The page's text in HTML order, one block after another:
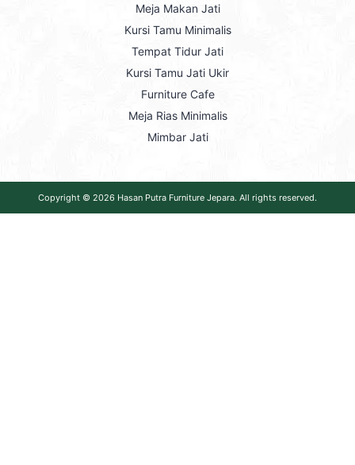
Meja Makan Jati
Kursi Tamu Minimalis
Tempat Tidur Jati
Kursi Tamu Jati Ukir
Furniture Cafe
Meja Rias Minimalis
Mimbar Jati
Copyright © 2026 Hasan Putra Furniture Jepara. All rights reserved.